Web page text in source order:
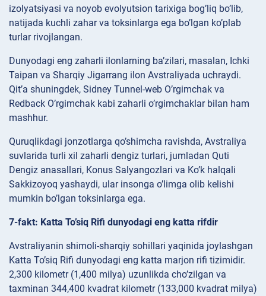
izolyatsiyasi va noyob evolyutsion tarixiga bog’liq bo’lib,
natijada kuchli zahar va toksinlarga ega bo’lgan ko’plab
turlar rivojlangan.
Dunyodagi eng zaharli ilonlarning ba’zilari, masalan, Ichki
Taipan va Sharqiy Jigarrang ilon Avstraliyada uchraydi.
Qit’a shuningdek, Sidney Tunnel-web O’rgimchak va
Redback O’rgimchak kabi zaharli o’rgimchaklar bilan ham
mashhur.
Quruqlikdagi jonzotlarga qo’shimcha ravishda, Avstraliya
suvlarida turli xil zaharli dengiz turlari, jumladan Quti
Dengiz anasallari, Konus Salyangozlari va Ko’k halqali
Sakkizoyoq yashaydi, ular insonga o’limga olib kelishi
mumkin bo’lgan toksinlarga ega.
7-fakt: Katta To’siq Rifi dunyodagi eng katta rifdir
Avstraliyanin shimoli-sharqiy sohillari yaqinida joylashgan
Katta To’siq Rifi dunyodagi eng katta marjon rifi tizimidir.
2,300 kilometr (1,400 milya) uzunlikda cho’zilgan va
taxminan 344,400 kvadrat kilometr (133,000 kvadrat milya)